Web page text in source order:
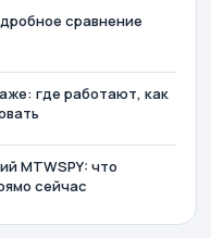
сравнение
где работают, как
MTWSPY: что
сейчас